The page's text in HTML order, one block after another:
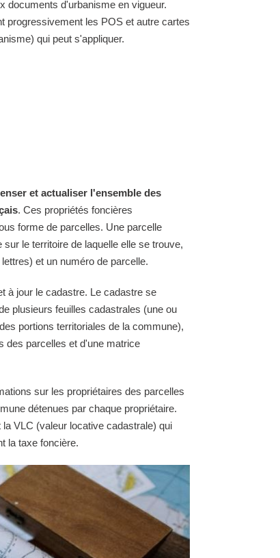
documents d'urbanisme en vigueur.
progressivement les POS et autre cartes
qui peut s'appliquer.
et actualiser l'ensemble des
. Ces propriétés foncières
forme de parcelles. Une parcelle
le territoire de laquelle elle se trouve,
et un numéro de parcelle.
à jour le cadastre. Le cadastre se
plusieurs feuilles cadastrales (une ou
portions territoriales de la commune),
des parcelles et d'une matrice
sur les propriétaires des parcelles
détenues par chaque propriétaire.
VLC (valeur locative cadastrale) qui
la taxe foncière.